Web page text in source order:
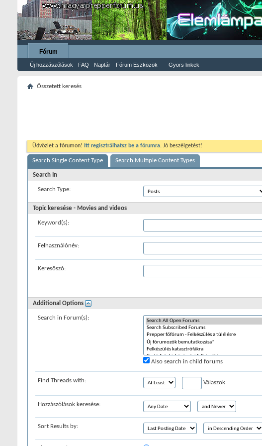
Fórum
Új hozzászólások FAQ Naptár Fórum Eszközök Gyors linkek
Összetett keresés
Üdvözlet a fórumon! Itt regisztrálhatsz be a fórumra. Jó beszélgetést!
Search Single Content Type Search Multiple Content Types
Search In
Search Type:
Topic keresése - Movies and videos
Keyword(s):
Felhasználónév:
Keresõszó:
Additional Options
Search in Forum(s):
Also search in child forums
Find Threads with: Válaszok
Hozzászólások keresése:
Sort Results by: